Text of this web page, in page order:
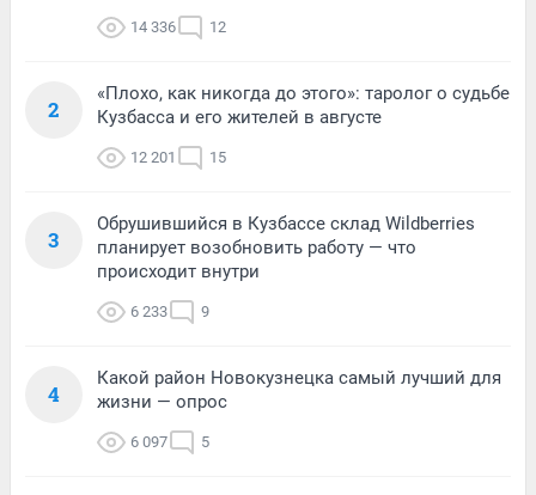
14 336 12
2
«Плохо, как никогда до этого»: таролог о судьбе
Кузбасса и его жителей в августе
12 201 15
3
Обрушившийся в Кузбассе склад Wildberries
планирует возобновить работу — что
происходит внутри
6 233 9
4
Какой район Новокузнецка самый лучший для
жизни — опрос
6 097 5